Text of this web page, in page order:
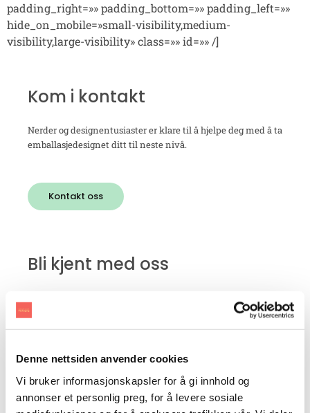
Denne nettsiden anvender cookies
Vi bruker informasjonskapsler for å gi innhold og
annonser et personlig preg, for å levere sosiale
padding_right=»» padding_bottom=»» padding_left=»»
hide_on_mobile=»small-visibility,medium-
visibility,large-visibility» class=»» id=»» /]
Kom i kontakt
Nerder og designentusiaster er klare til å hjelpe deg med å ta
emballasjedesignet ditt til neste nivå.
Kontakt oss
Bli kjent med oss
siste nyhetene og få masse inspirasjon